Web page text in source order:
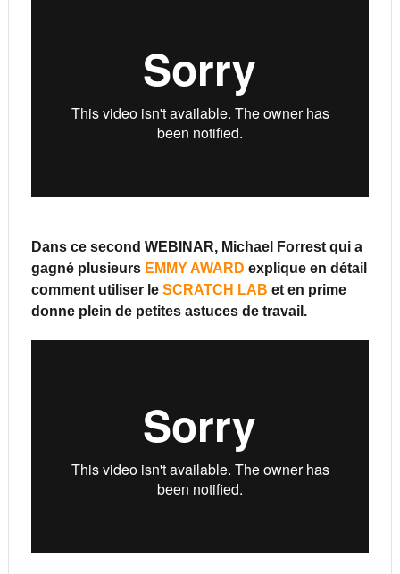
Dans ce second WEBINAR, Michael Forrestqui a
gagné plusieurs EMMY AWARD explique en détail
comment utiliser le SCRATCH LAB et en prime
donne plein de petites astuces de travail.